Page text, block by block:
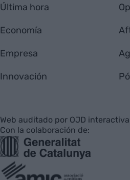
Última hora
Economía
Empresa
Innovación
Web auditado por OJD interactiva
Con la colaboración de: